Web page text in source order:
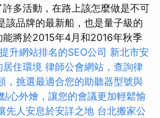
多活動，在路上該怎麼做是不可
該品牌的最新船，也是量子級的
將於2015年4月和2016年秋季
提升網站排名的SEO公司 新北市安
居住環境 律師公會網站，查詢律
，挑選最適合您的助聽器型號與
心外燴，讓您的會議更加輕鬆愉
先人安息於安詳之地 台北搬家公